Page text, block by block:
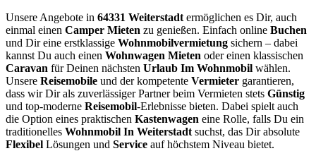
Unsere Angebote in 64331 Weiterstadt ermöglichen es Dir, auch
einmal einen Camper Mieten zu genießen. Einfach online Buchen
und Dir eine erstklassige Wohnmobilvermietung sichern – dabei
kannst Du auch einen Wohnwagen Mieten oder einen klassischen
Caravan für Deinen nächsten Urlaub Im Wohnmobil wählen.
Unsere Reisemobile und der kompetente Vermieter garantieren,
dass wir Dir als zuverlässiger Partner beim Vermieten stets Günstig
und top-moderne Reisemobil-Erlebnisse bieten. Dabei spielt auch
die Option eines praktischen Kastenwagen eine Rolle, falls Du ein
traditionelles Wohnmobil In Weiterstadt suchst, das Dir absolute
Flexibel Lösungen und Service auf höchstem Niveau bietet.